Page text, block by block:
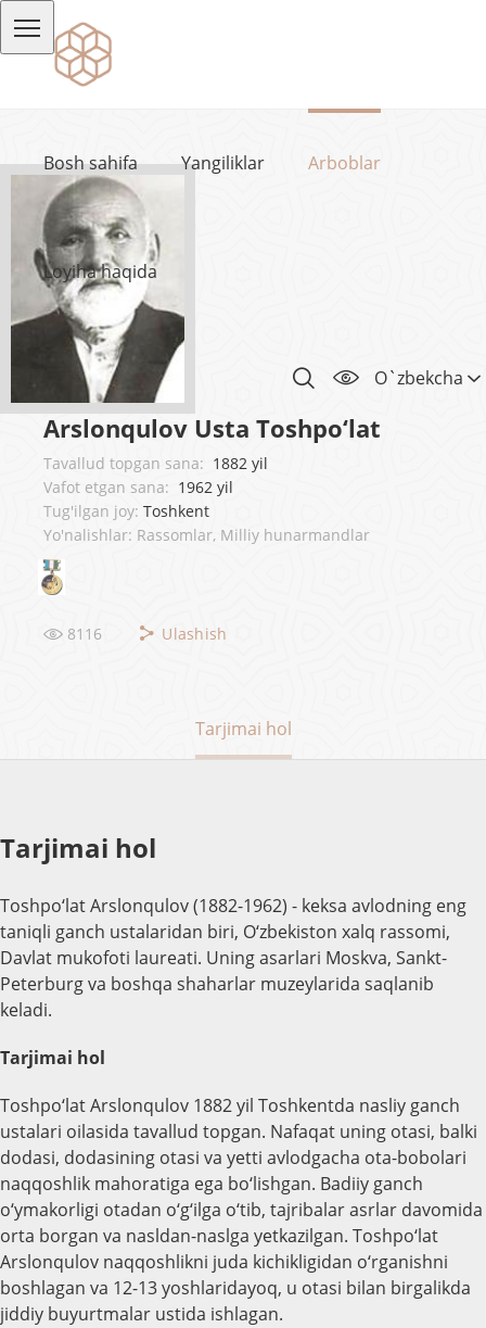
Bosh sahifa Yangiliklar Arboblar
Loyiha haqida
O`zbekcha
Arslonqulov Usta Toshpo‘lat
Tavallud topgan sana: 1882 yil
Vafot etgan sana: 1962 yil
Tug'ilgan joy: Toshkent
Yo'nalishlar: Rassomlar, Milliy hunarmandlar
8116 Ulashish
Tarjimai hol
Tarjimai hol
Toshpo‘lat Arslonqulov (1882-1962) - keksa avlodning eng
taniqli ganch ustalaridan biri, O‘zbekiston xalq rassomi,
Davlat mukofoti laureati. Uning asarlari Moskva, Sankt-
Peterburg va boshqa shaharlar muzeylarida saqlanib
keladi.
Tarjimai hol
Toshpo‘lat Arslonqulov 1882 yil Toshkentda nasliy ganch
ustalari oilasida tavallud topgan. Nafaqat uning otasi, balki
dodasi, dodasining otasi va yetti avlodgacha ota-bobolari
naqqoshlik mahoratiga ega bo‘lishgan. Badiiy ganch
o‘ymakorligi otadan o‘g‘ilga o‘tib, tajribalar asrlar davomida
orta borgan va nasldan-naslga yetkazilgan. Toshpo‘lat
Arslonqulov naqqoshlikni juda kichikligidan o‘rganishni
boshlagan va 12-13 yoshlaridayoq, u otasi bilan birgalikda
jiddiy buyurtmalar ustida ishlagan.